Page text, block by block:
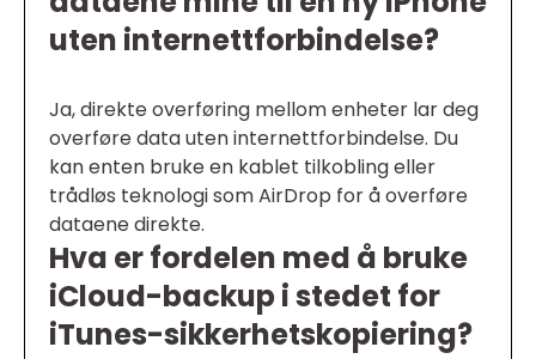
uten internettforbindelse?
Ja, direkte overføring mellom enheter lar deg
overføre data uten internettforbindelse. Du
kan enten bruke en kablet tilkobling eller
trådløs teknologi som AirDrop for å overføre
dataene direkte.
Hva er fordelen med å bruke
iCloud-backup i stedet for
iTunes-sikkerhetskopiering?